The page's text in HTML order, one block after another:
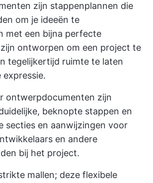
zijn stappenplannen die
om je ideeën te
met een bijna perfecte
ontworpen om een project te
tegelijkertijd ruimte te laten
ontwerpdocumenten zijn
beknopte stappen en
secties en aanwijzingen voor
en andere
bij het project.
mallen; deze flexibele